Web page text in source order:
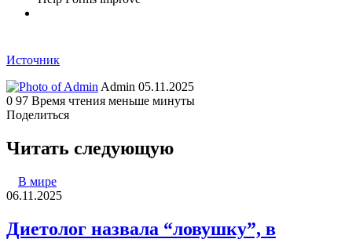
Источник
Admin Send
an
05.11.2025
0 97 Время чтения меньше минуты
Поделиться
через
электронную
Читать следующую
В мире
06.11.2025
Диетолог назвала “ловушку”, в